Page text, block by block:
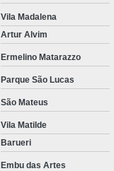
Vila Madalena
Artur Alvim
Ermelino Matarazzo
Parque São Lucas
São Mateus
Vila Matilde
Barueri
Embu das Artes